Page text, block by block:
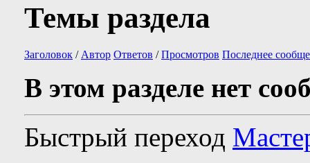
Темы раздела
Заголовок / Автор Ответов /Просмотров Последнее
В этом разделе нет
Быстрый переход